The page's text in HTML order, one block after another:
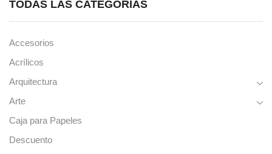
TODAS LAS CATEGORÍAS
Accesorios
Acrílicos
Arquitectura
Arte
Caja para Papeles
Descuento